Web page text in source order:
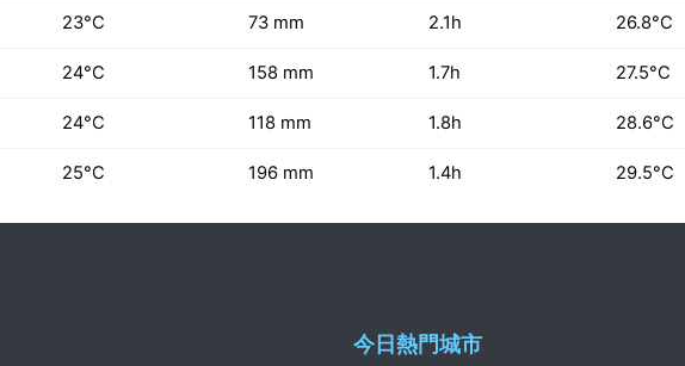
23°C 73 mm 2.1h 26.8°C
24°C 158 mm 1.7h 27.5°C
24°C 118 mm 1.8h 28.6°C
25°C 196 mm 1.4h 29.5°C
今日熱門城市